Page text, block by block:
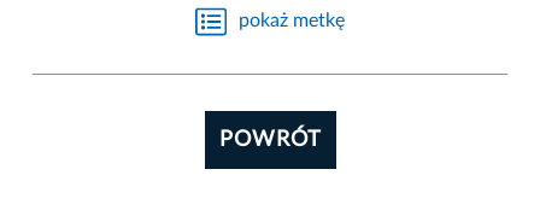
pokaż metkę
POWRÓT